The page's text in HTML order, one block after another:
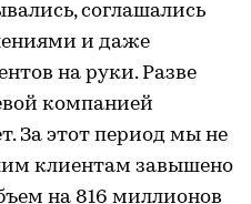
соглашались
и даже
на руки. Разве
компанией
За этот период мы не
клиентам завышено
на 816 миллионов